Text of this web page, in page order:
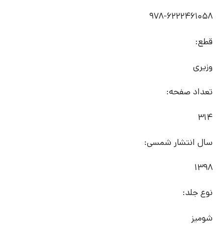
978-6222461058
قطع:
وزیری
تعداد صفحه:
314
سال انتشار شمسی:
1398
نوع جلد:
شومیز